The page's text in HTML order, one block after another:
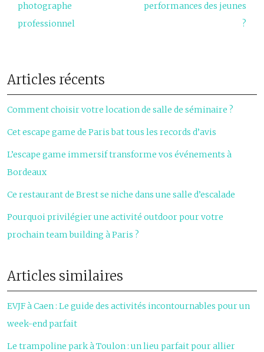
photographe
professionnel
performances des jeunes
?
Articles récents
Comment choisir votre location de salle de séminaire ?
Cet escape game de Paris bat tous les records d’avis
L’escape game immersif transforme vos événements à
Bordeaux
Ce restaurant de Brest se niche dans une salle d’escalade
Pourquoi privilégier une activité outdoor pour votre
prochain team building à Paris ?
Articles similaires
EVJF à Caen : Le guide des activités incontournables pour un
week-end parfait
Le trampoline park à Toulon : un lieu parfait pour allier